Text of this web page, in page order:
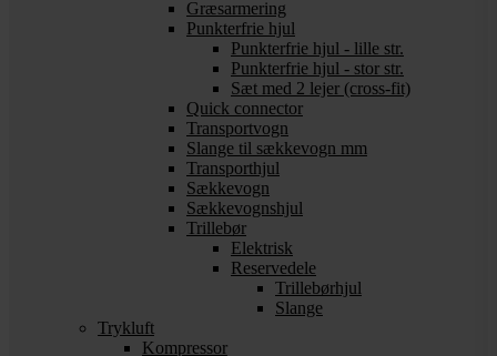
Græsarmering
Punkterfrie hjul
Punkterfrie hjul - lille str.
Punkterfrie hjul - stor str.
Sæt med 2 lejer (cross-fit)
Quick connector
Transportvogn
Slange til sækkevogn mm
Transporthjul
Sækkevogn
Sækkevognshjul
Trillebør
Elektrisk
Reservedele
Trillebørhjul
Slange
Trykluft
Kompressor